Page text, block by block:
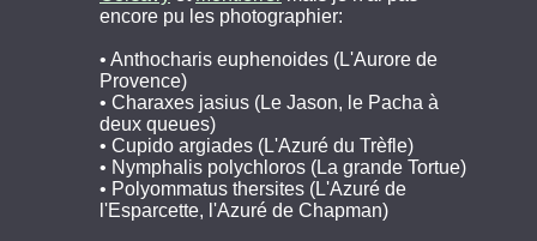
encore pu les photographier:
• Anthocharis euphenoides (L'Aurore de
Provence)
• Charaxes jasius (Le Jason, le Pacha à
deux queues)
• Cupido argiades (L'Azuré du Trèfle)
• Nymphalis polychloros (La grande Tortue)
• Polyommatus thersites (L'Azuré de
l'Esparcette, l'Azuré de Chapman)